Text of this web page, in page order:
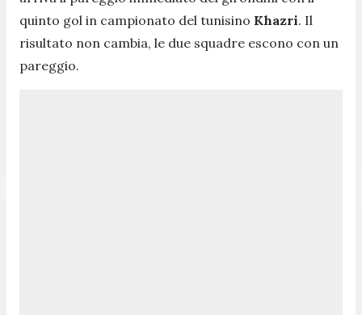
quinto gol in campionato del tunisino Khazri. Il
risultato non cambia, le due squadre escono con un
pareggio.